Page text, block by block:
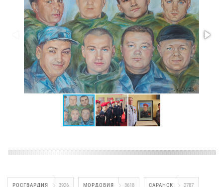
РОСГВАРДИЯ 3926 МОРДОВИЯ 3618 САРАНСК 2787